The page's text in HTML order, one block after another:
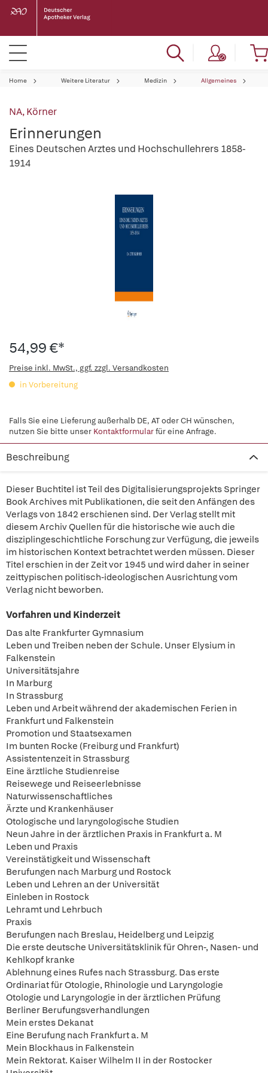
Home Weitere Literatur Medizin Allgemeines
NA, Körner
Erinnerungen
Eines Deutschen Arztes und Hochschullehrers 1858-
1914
54,99 €*
Preise inkl. MwSt., ggf. zzgl. Versandkosten
in Vorbereitung
Falls Sie eine Lieferung außerhalb DE, AT oder CH wünschen,
nutzen Sie bitte unser Kontaktformularfür eine Anfrage.
Beschreibung
Dieser Buchtitel ist Teil des Digitalisierungsprojekts Springer
Book Archives mit Publikationen, die seit den Anfängen des
Verlags von 1842 erschienen sind. Der Verlag stellt mit
diesem Archiv Quellen für die historische wie auch die
disziplingeschichtliche Forschung zur Verfügung, die jeweils
im historischen Kontext betrachtet werden müssen. Dieser
Titel erschien in der Zeit vor 1945 und wird daher in seiner
zeittypischen politisch-ideologischen Ausrichtung vom
Verlag nicht beworben.
Vorfahren und Kinderzeit
Das alte Frankfurter Gymnasium
Leben und Treiben neben der Schule. Unser Elysium in
Falkenstein
Universitätsjahre
In Marburg
In Strassburg
Leben und Arbeit während der akademischen Ferien in
Frankfurt und Falkenstein
Promotion und Staatsexamen
Im bunten Rocke (Freiburg und Frankfurt)
Assistentenzeit in Strassburg
Eine ärztliche Studienreise
Reisewege und Reiseerlebnisse
Naturwissenschaftliches
Ärzte und Krankenhäuser
Otologische und laryngologische Studien
Neun Jahre in der ärztlichen Praxis in Frankfurt a. M
Leben und Praxis
Vereinstätigkeit und Wissenschaft
Berufungen nach Marburg und Rostock
Leben und Lehren an der Universität
Einleben in Rostock
Lehramt und Lehrbuch
Praxis
Berufungen nach Breslau, Heidelberg und Leipzig
Die erste deutsche Universitätsklinik für Ohren-, Nasen- und
Kehlkopf kranke
Ablehnung eines Rufes nach Strassburg. Das erste
Ordinariat für Otologie, Rhinologie und Laryngologie
Otologie und Laryngologie in der ärztlichen Prüfung
Berliner Berufungsverhandlungen
Mein erstes Dekanat
Eine Berufung nach Frankfurt a. M
Mein Blockhaus in Falkenstein
Mein Rektorat. Kaiser Wilhelm II in der Rostocker